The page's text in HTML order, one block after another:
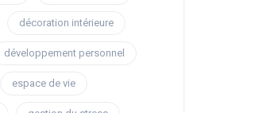
décoration intérieure
développement personnel
espace de vie